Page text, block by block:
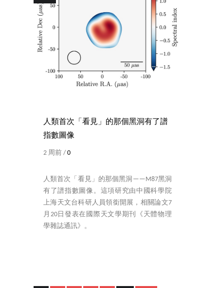
人類首次「看見」的那個黑洞有了譜
指數圖像
2 周前 /0
人類首次「看見」的那個黑洞——M87黑洞
有了譜指數圖像。這項研究由中國科學院
上海天文台科研人員領銜開展，相關論文7
月20日發表在國際天文學期刊《天體物理
學雜誌通訊》。